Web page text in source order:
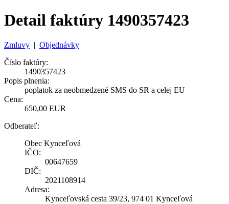
Detail faktúry 1490357423
Zmluvy | Objednávky
Číslo faktúry:
1490357423
Popis plnenia:
poplatok za neobmedzené SMS do SR a celej EU
Cena:
650,00 EUR
Odberateľ:
Obec Kynceľová
IČO:
00647659
DIČ:
2021108914
Adresa:
Kynceľovská cesta 39/23, 974 01 Kynceľová